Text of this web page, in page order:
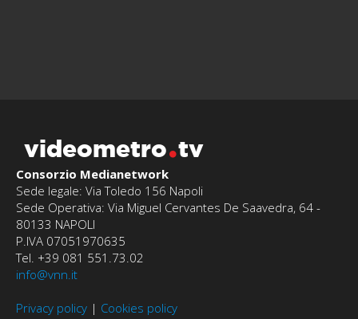
videometro tv
Consorzio Medianetwork
Sede legale: Via Toledo 156 Napoli
Sede Operativa: Via Miguel Cervantes De Saavedra, 64 -
80133 NAPOLI
P.IVA 07051970635
Tel. +39 081 551.73.02
info@vnn.it
Privacy policy | Cookies policy